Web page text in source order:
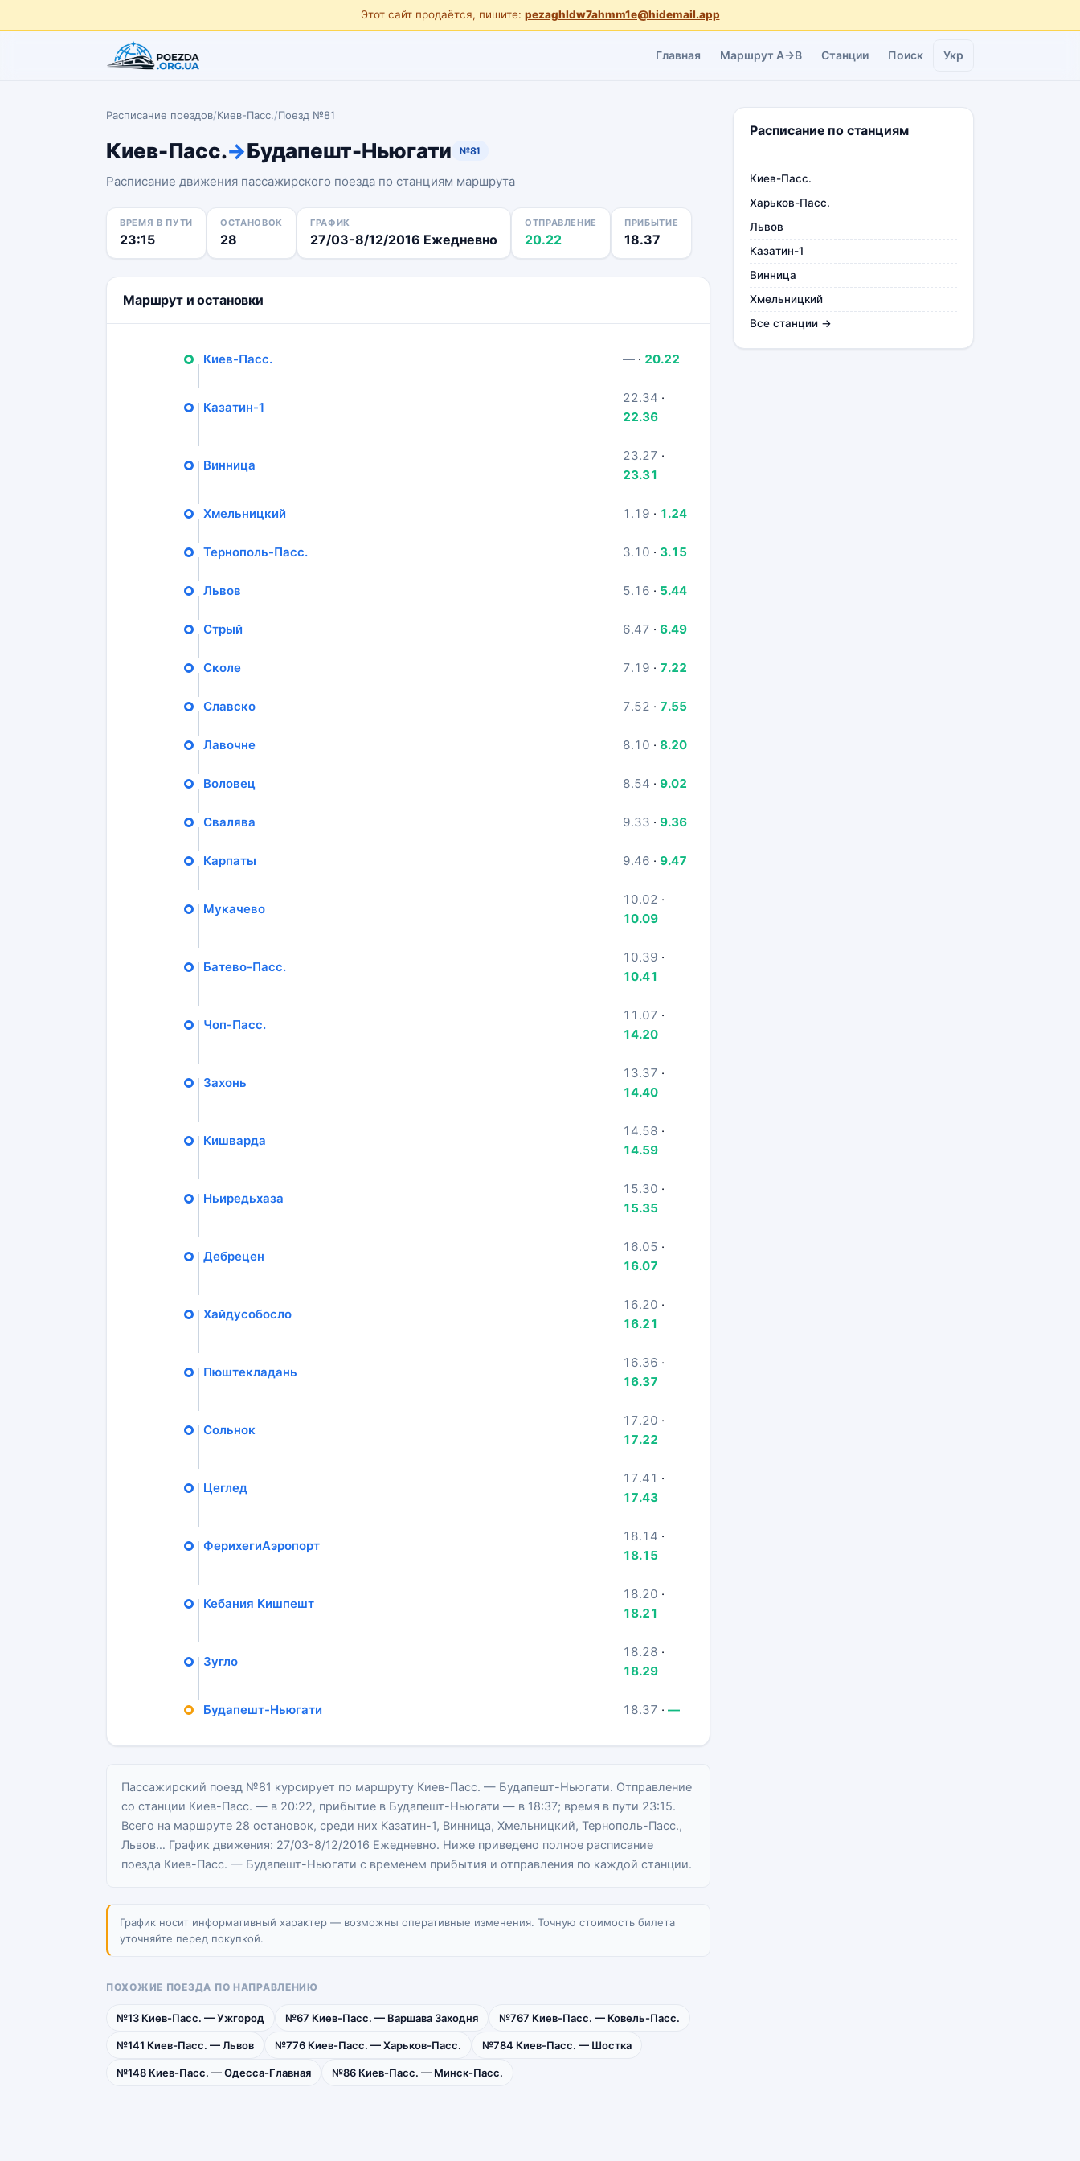
Этот сайт продаётся, пишите: pezaghldw7ahmm1e@hidemail.app
Главная Маршрут A→B Станции Поиск Укр
Расписание поездов/Киев-Пасс./Поезд №81
Киев-Пасс.→Будапешт-Ньюгати №81
Расписание движения пассажирского поезда по станциям маршрута
ВРЕМЯ В ПУТИ
23:15
ОСТАНОВОК
28
ГРАФИК
27/03-8/12/2016 Ежедневно
ОТПРАВЛЕНИЕ
20.22
ПРИБЫТИЕ
18.37
Маршрут и остановки
Киев-Пасс. — · 20.22
Казатин-1
22.34 ·
22.36
Винница
23.27 ·
23.31
Хмельницкий 1.19 · 1.24
Тернополь-Пасс. 3.10 · 3.15
Львов 5.16 · 5.44
Стрый 6.47 · 6.49
Сколе 7.19 · 7.22
Славско 7.52 · 7.55
Лавочне 8.10 · 8.20
Воловец 8.54 · 9.02
Свалява 9.33 · 9.36
Карпаты 9.46 · 9.47
Мукачево
10.02 ·
10.09
Батево-Пасс.
10.39 ·
10.41
Чоп-Пасс.
11.07 ·
14.20
Захонь
13.37 ·
14.40
Кишварда
14.58 ·
14.59
Ньиредьхаза
15.30 ·
15.35
Дебрецен
16.05 ·
16.07
Хайдусобосло
16.20 ·
16.21
Пюштекладань
16.36 ·
16.37
Сольнок
17.20 ·
17.22
Цеглед
17.41 ·
17.43
ФерихегиАэропорт
18.14 ·
18.15
Кебания Кишпешт
18.20 ·
18.21
Зугло
18.28 ·
18.29
Будапешт-Ньюгати 18.37 · —
Пассажирский поезд №81 курсирует по маршруту Киев-Пасс. — Будапешт-Ньюгати. Отправление
со станции Киев-Пасс. — в 20:22, прибытие в Будапешт-Ньюгати — в 18:37; время в пути 23:15.
Всего на маршруте 28 остановок, среди них Казатин-1, Винница, Хмельницкий, Тернополь-Пасс.,
Львов… График движения: 27/03-8/12/2016 Ежедневно. Ниже приведено полное расписание
поезда Киев-Пасс. — Будапешт-Ньюгати с временем прибытия и отправления по каждой станции.
График носит информативный характер — возможны оперативные изменения. Точную стоимость билета
уточняйте перед покупкой.
ПОХОЖИЕ ПОЕЗДА ПО НАПРАВЛЕНИЮ
№13 Киев-Пасс. — Ужгород №67 Киев-Пасс. — Варшава Заходня №767 Киев-Пасс. — Ковель-Пасс.
№141 Киев-Пасс. — Львов №776 Киев-Пасс. — Харьков-Пасс. №784 Киев-Пасс. — Шостка
№148 Киев-Пасс. — Одесса-Главная №86 Киев-Пасс. — Минск-Пасс.
Расписание по станциям
Киев-Пасс.
Харьков-Пасс.
Львов
Казатин-1
Винница
Хмельницкий
Все станции →